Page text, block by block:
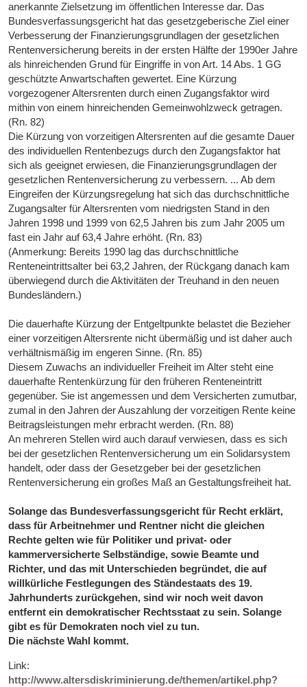
anerkannte Zielsetzung im öffentlichen Interesse dar. Das
Bundesverfassungsgericht hat das gesetzgeberische Ziel einer
Verbesserung der Finanzierungsgrundlagen der gesetzlichen
Rentenversicherung bereits in der ersten Hälfte der 1990er Jahre
als hinreichenden Grund für Eingriffe in von Art. 14 Abs. 1 GG
geschützte Anwartschaften gewertet. Eine Kürzung
vorgezogener Altersrenten durch einen Zugangsfaktor wird
mithin von einem hinreichenden Gemeinwohlzweck getragen.
(Rn. 82)
Die Kürzung von vorzeitigen Altersrenten auf die gesamte Dauer
des individuellen Rentenbezugs durch den Zugangsfaktor hat
sich als geeignet erwiesen, die Finanzierungsgrundlagen der
gesetzlichen Rentenversicherung zu verbessern. ... Ab dem
Eingreifen der Kürzungsregelung hat sich das durchschnittliche
Zugangsalter für Altersrenten vom niedrigsten Stand in den
Jahren 1998 und 1999 von 62,5 Jahren bis zum Jahr 2005 um
fast ein Jahr auf 63,4 Jahre erhöht. (Rn. 83)
(Anmerkung: Bereits 1990 lag das durchschnittliche
Renteneintrittsalter bei 63,2 Jahren, der Rückgang danach kam
überwiegend durch die Aktivitäten der Treuhand in den neuen
Bundesländern.)
Die dauerhafte Kürzung der Entgeltpunkte belastet die Bezieher
einer vorzeitigen Altersrente nicht übermäßig und ist daher auch
verhältnismäßig im engeren Sinne. (Rn. 85)
Diesem Zuwachs an individueller Freiheit im Alter steht eine
dauerhafte Rentenkürzung für den früheren Renteneintritt
gegenüber. Sie ist angemessen und dem Versicherten zumutbar,
zumal in den Jahren der Auszahlung der vorzeitigen Rente keine
Beitragsleistungen mehr erbracht werden. (Rn. 88)
An mehreren Stellen wird auch darauf verwiesen, dass es sich
bei der gesetzlichen Rentenversicherung um ein Solidarsystem
handelt, oder dass der Gesetzgeber bei der gesetzlichen
Rentenversicherung ein großes Maß an Gestaltungsfreiheit hat.
Solange das Bundesverfassungsgericht für Recht erklärt,
dass für Arbeitnehmer und Rentner nicht die gleichen
Rechte gelten wie für Politiker und privat- oder
kammerversicherte Selbständige, sowie Beamte und
Richter, und das mit Unterschieden begründet, die auf
willkürliche Festlegungen des Ständestaats des 19.
Jahrhunderts zurückgehen, sind wir noch weit davon
entfernt ein demokratischer Rechtsstaat zu sein. Solange
gibt es für Demokraten noch viel zu tun.
Die nächste Wahl kommt.
Link:
http://www.altersdiskriminierung.de/themen/artikel.php?